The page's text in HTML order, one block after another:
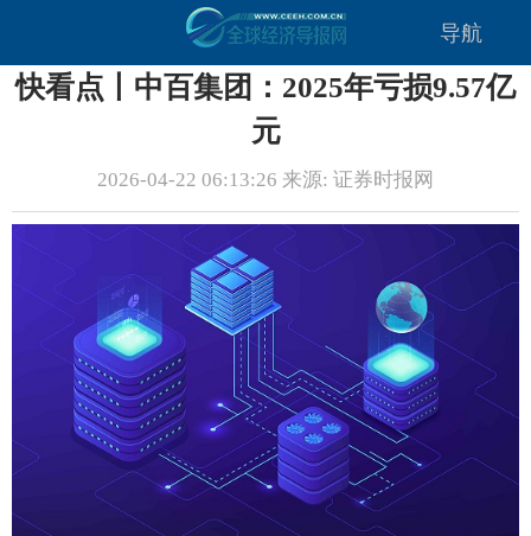
导航
快看点丨中百集团：2025年亏损9.57亿
元
2026-04-22 06:13:26 来源: 证券时报网